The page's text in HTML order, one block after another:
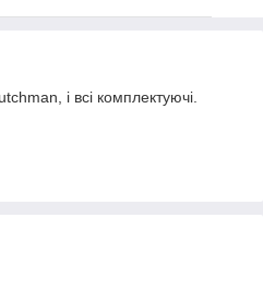
і всі комплектуючі.